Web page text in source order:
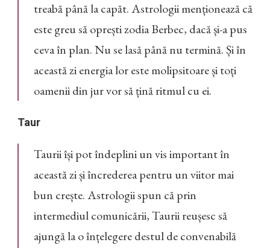
treabă până la capăt. Astrologii menționează că
este greu să oprești zodia Berbec, dacă și-a pus
ceva în plan. Nu se lasă până nu termină. Și în
această zi energia lor este molipsitoare și toți
oamenii din jur vor să țină ritmul cu ei.
Taur
Taurii își pot îndeplini un vis important în
această zi și încrederea pentru un viitor mai
bun crește. Astrologii spun că prin
intermediul comunicării, Taurii reușesc să
ajungă la o înțelegere destul de convenabilă